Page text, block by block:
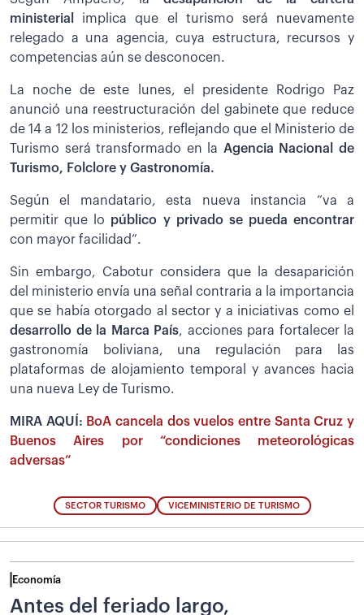
ministerial
implica que el turismo será nuevamente
relegado a una agencia, cuya estructura, recursos y
competencias aún se desconocen.
La noche de este lunes, el presidente Rodrigo Paz
anunció una reestructuración del gabinete que reduce
de 14 a 12 los ministerios, reflejando que el Ministerio de
Turismo será transformado en la Agencia Nacional de
Turismo, Folclore y Gastronomía.
Según el mandatario, esta nueva instancia “va a
permitir que lo público y privado se pueda encontrar
con mayor facilidad”.
Sin embargo, Cabotur considera que la desaparición
del ministerio envía una señal contraria a la importancia
que se había otorgado al sector y a iniciativas como el
desarrollo de la Marca País, acciones para fortalecer la
gastronomía boliviana, una regulación para las
plataformas de alojamiento temporal y avances hacia
una nueva Ley de Turismo.
MIRA AQUÍ: BoA cancela dos vuelos entre Santa Cruz y
Buenos Aires por “condiciones meteorológicas
adversas”
SECTOR TURISMO VICEMINISTERIO DE TURISMO
Economía
Antes del feriado largo,